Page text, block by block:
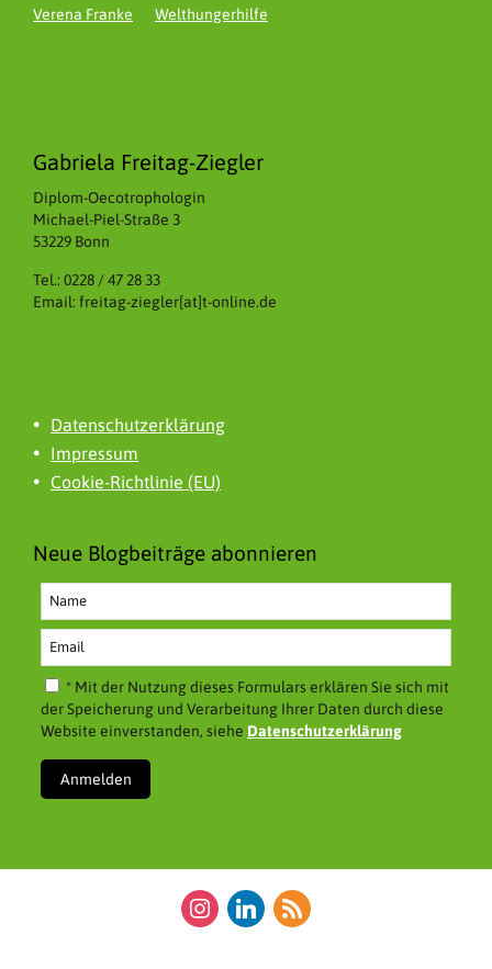
Verena Franke
Welthungerhilfe
Gabriela Freitag-Ziegler
Diplom-Oecotrophologin
Michael-Piel-Straße 3
53229 Bonn
Tel.: 0228 / 47 28 33
Email: freitag-ziegler[at]t-online.de
Datenschutzerklärung
Impressum
Cookie-Richtlinie (EU)
Neue Blogbeiträge abonnieren
* Mit der Nutzung dieses Formulars erklären Sie sich mit
der Speicherung und Verarbeitung Ihrer Daten durch diese
Website einverstanden, siehe Datenschutzerklärung
instagramlinkedinrss